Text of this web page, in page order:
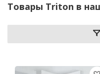
Товары Triton в